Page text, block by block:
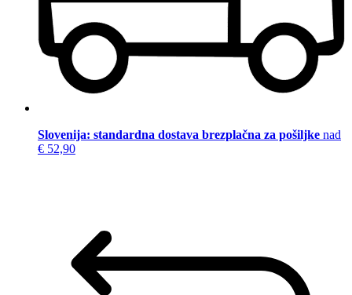
Slovenija: standardna dostava brezplačna za pošiljke nad
€ 52,90